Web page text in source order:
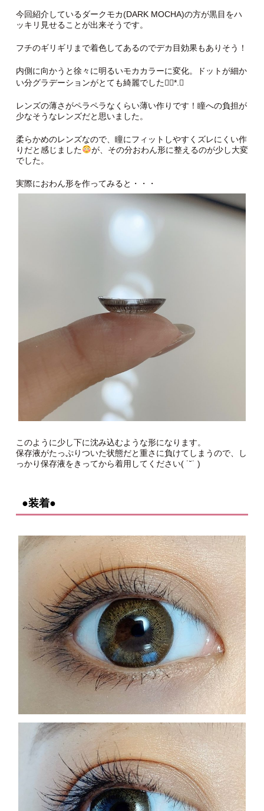
今回紹介しているダークモカ(DARK MOCHA)の方が黒目をハ
ッキリ見せることが出来そうです。
フチのギリギリまで着色してあるのでデカ目効果もありそう！
内側に向かうと徐々に明るいモカカラーに変化。ドットが細か
い分グラデーションがとても綺麗でした❁⃘*.ﾟ
レンズの薄さがペラペラなくらい薄い作りです！瞳への負担が
少なそうなレンズだと思いました。
柔らかめのレンズなので、瞳にフィットしやすくズレにくい作
りだと感じました
が、その分おわん形に整えるのが少し大変
でした。
実際におわん形を作ってみると・・・
このように少し下に沈み込むような形になります。
保存液がたっぷりついた状態だと重さに負けてしまうので、し
っかり保存液をきってから着用してください( ˙˘˙ )
●装着●